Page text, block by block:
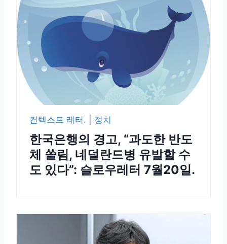
컨텍스트 레터. 정치
한국은행의 경고, “과도한 반도
체 쏠림, 네덜란드병 유발할 수
도 있다”: 슬로우레터 7월20일.